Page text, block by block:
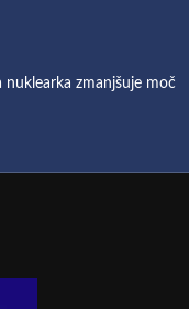
nuklearka zmanjšuje moč